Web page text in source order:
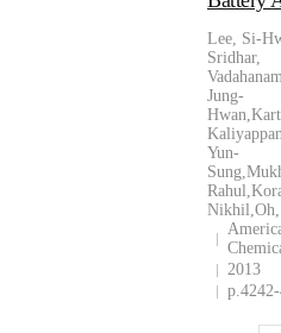
Lee, Si-
Sridhar,
Jung-
Yun-
2013